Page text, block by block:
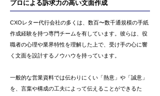
プロによる訴求力の高い文面作成
CXOレター代行会社の多くは、数百〜数千通規模の手紙
作成経験を持つ専門チームを有しています。彼らは、役
職者の心理や業界特性を理解した上で、受け手の心に響
く文面を設計するノウハウを持っています。
一般的な営業資料では伝わりにくい「熱意」や「誠意」
を、言葉や構成の工夫によって伝えることができるた